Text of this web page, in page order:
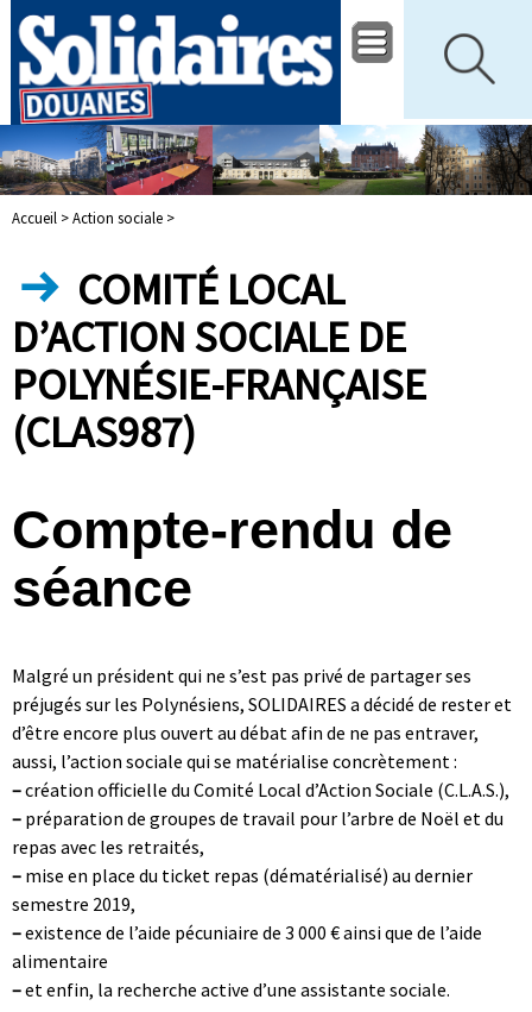
Accueil >Action sociale >
COMITÉ LOCAL
D’ACTION SOCIALE DE
POLYNÉSIE-FRANÇAISE
(CLAS987)
Compte-rendu de
séance
Malgré un président qui ne s’est pas privé de partager ses
préjugés sur les Polynésiens, SOLIDAIRES a décidé de rester et
d’être encore plus ouvert au débat afin de ne pas entraver,
aussi, l’action sociale qui se matérialise concrètement :
–création officielle du Comité Local d’Action Sociale (C.L.A.S.),
– préparation de groupes de travail pour l’arbre de Noël et du
repas avec les retraités,
– mise en place du ticket repas (dématérialisé) au dernier
semestre 2019,
–existence de l’aide pécuniaire de 3 000 € ainsi que de l’aide
alimentaire
–et enfin, la recherche active d’une assistante sociale.